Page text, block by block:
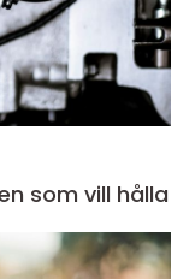
som vill hålla